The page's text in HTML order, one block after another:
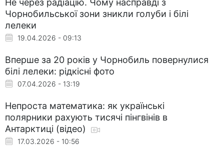
Не через радіацію. Чому насправді з
Чорнобильської зони зникли голуби і білі
лелеки
19.04.2026 - 09:13
Вперше за 20 років у Чорнобиль повернулися
білі лелеки: рідкісні фото
07.04.2026 - 13:19
Непроста математика: як українські
полярники рахують тисячі пінгвінів в
Антарктиці (відео)
17.03.2026 - 10:56